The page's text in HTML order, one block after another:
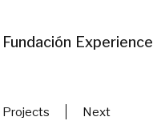
Fundación Experience
Projects Next